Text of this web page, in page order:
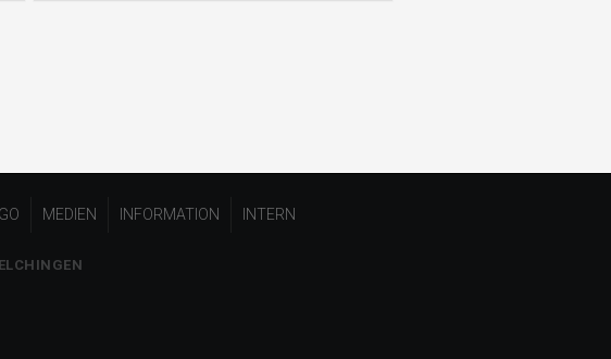
MEDIEN INFORMATION INTERN